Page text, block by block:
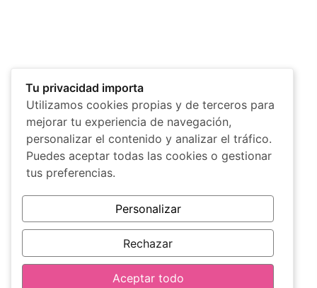
Tu privacidad importa
Utilizamos cookies propias y de terceros para
mejorar tu experiencia de navegación,
personalizar el contenido y analizar el tráfico.
Puedes aceptar todas las cookies o gestionar
tus preferencias.
Personalizar
Rechazar
Aceptar todo